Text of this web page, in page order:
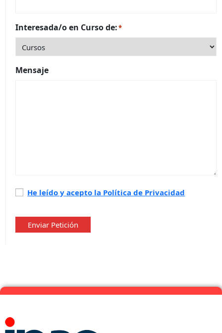
Interesada/o en Curso de:*
Mensaje
Política
privacidad*
He leído y acepto la Política de Privacidad
Enviar Petición